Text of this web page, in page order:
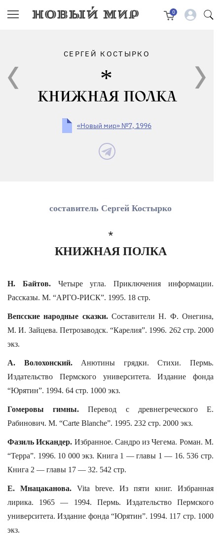
0
СЕРГЕЙ КОСТЫРКО
КНИЖНАЯ ПОЛКА
«Новый мир» №7, 1996
составитель Сергей Костырко
*
КНИЖНАЯ ПОЛКА
Н. Байтов.Четыре угла. Приключения информации.
Рассказы. М. “АРГО-РИСК”. 1995. 18 стр.
Вепсские народные сказки.Составители Н. Ф. Онегина,
М. И. Зайцева. Петрозаводск. “Карелия”. 1996. 262 стр. 2000
экз.
А. Волохонский.Анютины грядки. Стихи. Пермь.
Издательство Пермского университета. Издание фонда
“Юрятин”. 1994. 64 стр. 1000 экз.
Гомеровы гимны. Перевод с древнегреческого Е.
Рабинович. М. “Carte Blanche”. 1995. 232 стр. 2000 экз.
Фазиль Искандер. Избранное. Сандро из Чегема. Роман. М.
“Терра”. 1996. 10 000 экз. Книга 1 — главы 1 — 16. 536 стр.
Книга 2 — главы 17 — 32. 542 стр.
Е. Мнацаканова.Vita breve. Из пяти книг. Избранная
лирика. 1965 — 1994. Пермь. Издательство Пермского
университета. Издание фонда “Юрятин”. 1994. 117 стр. 1000
экз.